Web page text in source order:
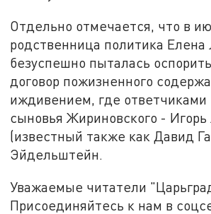
Отдельно отмечается, что в
родственница политика Елена
безуспешно пыталась
договор пожизненного
иждивением, где ответчиками
сыновья Жириновского -
(известный также как Давид
Эйдельштейн.
Уважаемые читатели
Присоединяйтесь к нам в